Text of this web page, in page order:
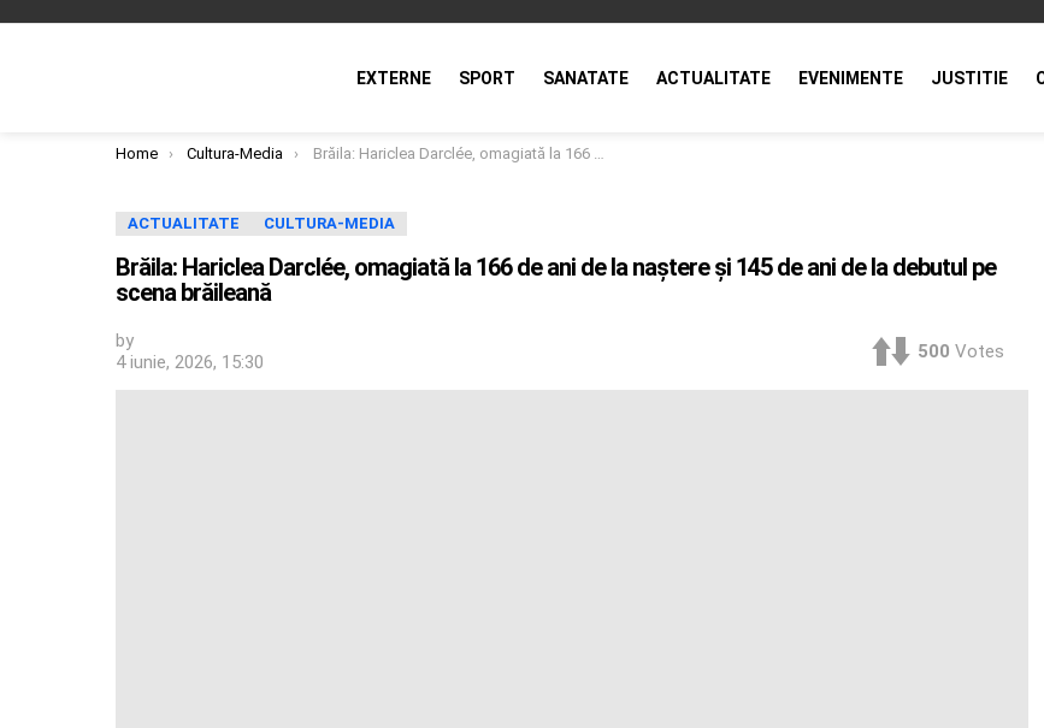
EXTERNE SPORT SANATATE ACTUALITATE EVENIMENTE JUSTITIE
You are here:
Home Cultura-Media Brăila: Hariclea Darclée, omagiată la 166 de ani de la naștere și 145 de ani de la debutul pe scena brăileană
ACTUALITATE CULTURA-MEDIA
Brăila: Hariclea Darclée, omagiată la 166 de ani de la naștere și 145 de ani de la debutul pe
scena brăileană
by
4 iunie, 2026, 15:30
500 Votes